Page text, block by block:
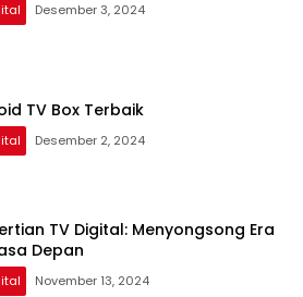
Desember 3, 2024
TV Box Terbaik
Desember 2, 2024
TV Digital: Menyongsong Era
Depan
November 13, 2024